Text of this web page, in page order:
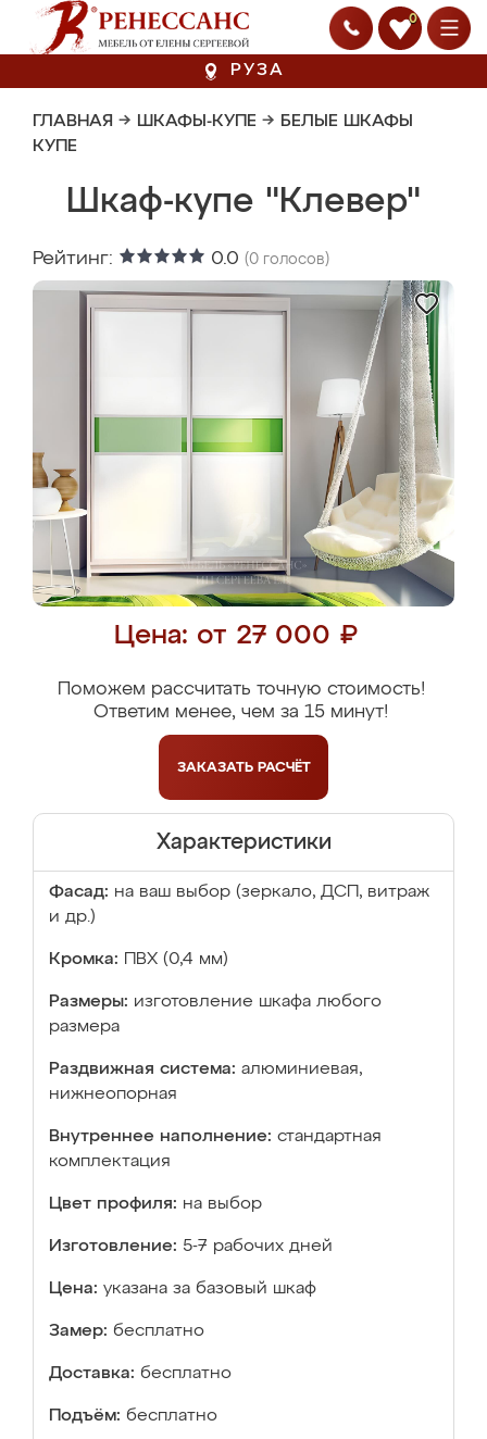
0
РУЗА
ГЛАВНАЯ → ШКАФЫ-КУПЕ → БЕЛЫЕ ШКАФЫ
КУПЕ
Шкаф-купе "Клевер"
Рейтинг: 0.0 (0 голосов)
Цена: от 27 000 ₽
Поможем рассчитать точную стоимость!
Ответим менее, чем за 15 минут!
ЗАКАЗАТЬ РАСЧЁТ
Характеристики
Фасад: на ваш выбор (зеркало, ДСП, витраж
и др.)
Кромка: ПВХ (0,4 мм)
Размеры: изготовление шкафа любого
размера
Раздвижная система: алюминиевая,
нижнеопорная
Внутреннее наполнение: стандартная
комплектация
Цвет профиля: на выбор
Изготовление: 5-7 рабочих дней
Цена: указана за базовый шкаф
Замер: бесплатно
Доставка: бесплатно
Подъём: бесплатно